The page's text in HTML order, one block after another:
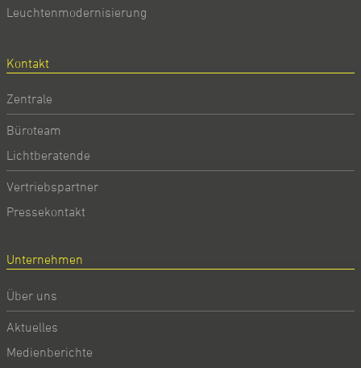
Leuchtenmodernisierung
Kontakt
Zentrale
Büroteam
Lichtberatende
Vertriebspartner
Pressekontakt
Unternehmen
Über uns
Aktuelles
Medienberichte